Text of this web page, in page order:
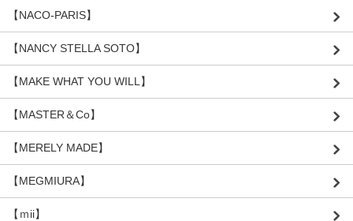
【NACO-PARIS】
【NANCY STELLA SOTO】
【MAKE WHAT YOU WILL】
【MASTER＆Co】
【MERELY MADE】
【MEGMIURA】
【ｍii】